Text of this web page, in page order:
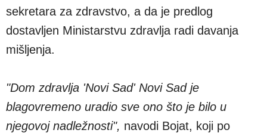
sekretara za zdravstvo, a da je predlog
dostavljen Ministarstvu zdravlja radi davanja
mišljenja.
"Dom zdravlja 'Novi Sad' Novi Sad je
blagovremeno uradio sve ono što je bilo u
njegovoj nadležnosti", navodi Bojat, koji po